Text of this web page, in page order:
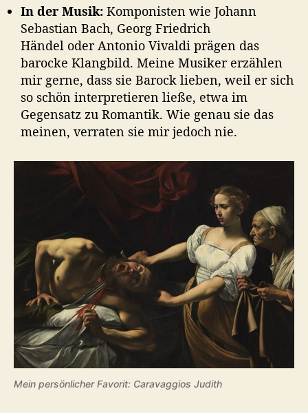
In der Musik: Komponisten wie Johann
Sebastian Bach, Georg Friedrich
Händel oder Antonio Vivaldi prägen das
barocke Klangbild. Meine Musiker erzählen
mir gerne, dass sie Barock lieben, weil er sich
so schön interpretieren ließe, etwa im
Gegensatz zu Romantik. Wie genau sie das
meinen, verraten sie mir jedoch nie.
Mein persönlicher Favorit: Caravaggios Judith